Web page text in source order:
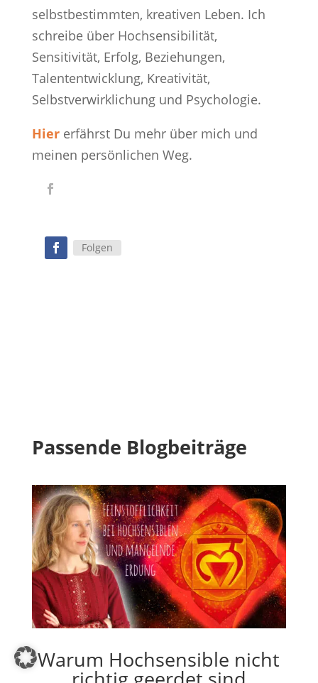
selbstbestimmten, kreativen Leben. Ich
schreibe über Hochsensibilität,
Sensitivität, Erfolg, Beziehungen,
Talententwicklung, Kreativität,
Selbstverwirklichung und Psychologie.
Hiererfährst Du mehr über mich und
meinen persönlichen Weg.
Folgen
Passende Blogbeiträge
Warum Hochsensible nicht